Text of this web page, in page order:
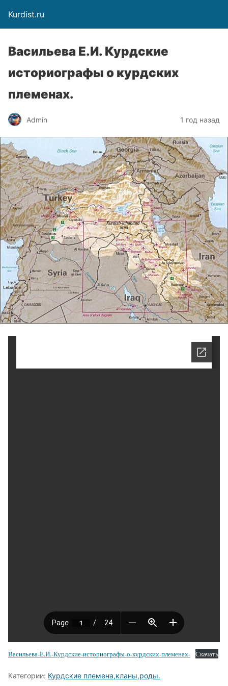
Kurdist.ru
Васильева Е.И. Курдские
историографы о курдских
племенах.
Admin 1 год назад
Васильева-Е.И.-Курдские-историографы-о-курдских-племенах- Скачать
Категории: Курдские племена,кланы,роды.